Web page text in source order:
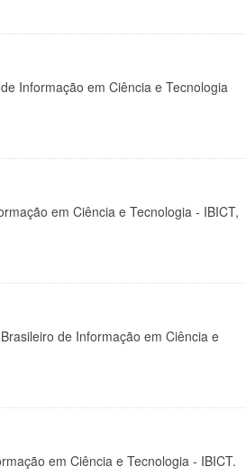
Informação em Ciência e Tecnologia
em Ciência e Tecnologia - IBICT,
de Informação em Ciência e
em Ciência e Tecnologia - IBICT.